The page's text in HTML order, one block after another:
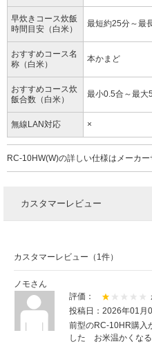
早炊きコース炊飯
時間目安（白米）
最短約25分～最
おすすめコース名
称（白米）
本かまど
おすすめコース炊
飯合数（白米）
最小0.5合～最大
無線LAN対応 ×
RC-10HW(W)の詳しい仕様は メーカー
カスタマーレビュー
カスタマーレビュー（1件）
ノモさん
評価：
投稿日：2026年01月
前型のRC-10HR購入
した お米温かくな